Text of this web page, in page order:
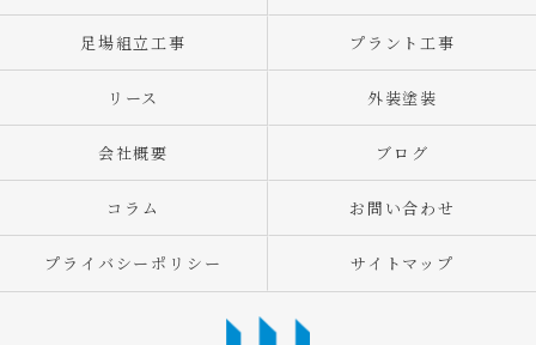
足場組立工事 プラント工事
リース 外装塗装
会社概要 ブログ
コラム お問い合わせ
プライバシーポリシー サイトマップ